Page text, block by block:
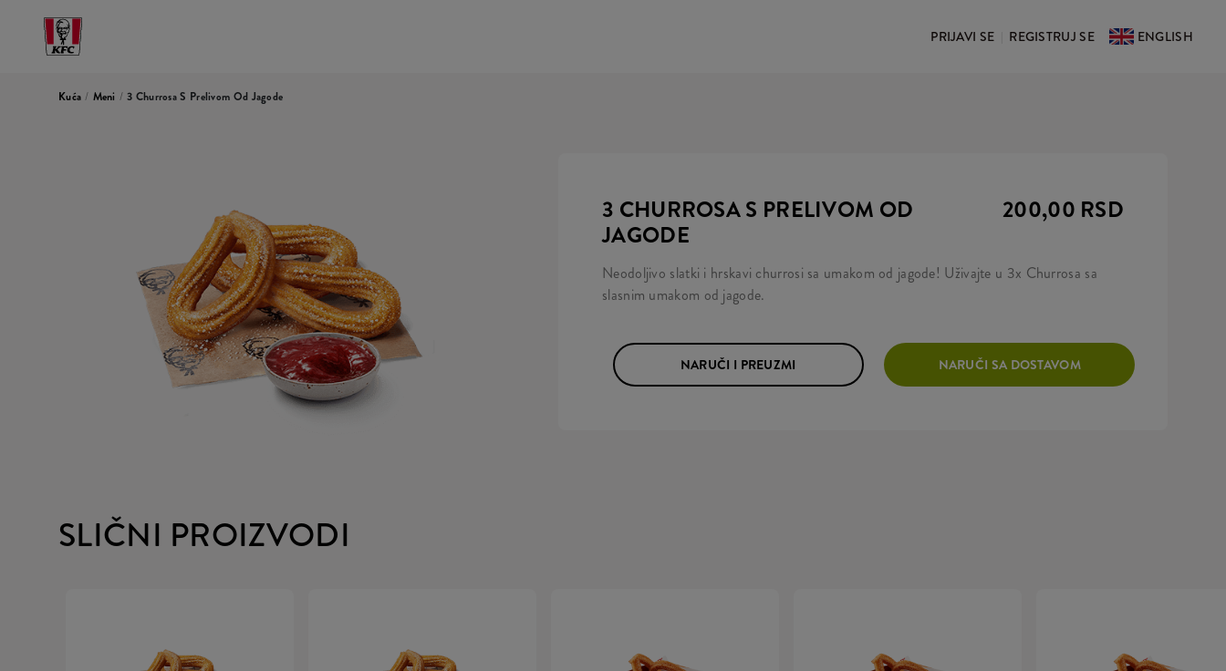
PRIJAVI SE REGISTRUJ SE ENGLISH
Kuća / Meni / 3 Churrosa S Prelivom Od Jagode
3 CHURROSA S PRELIVOM OD
JAGODE
200,00 RSD
Neodoljivo slatki i hrskavi churrosi sa umakom od jagode! Uživajte u 3x Churrosa sa
slasnim umakom od jagode.
NARUČI I PREUZMI NARUČI SA DOSTAVOM
SLIČNI PROIZVODI